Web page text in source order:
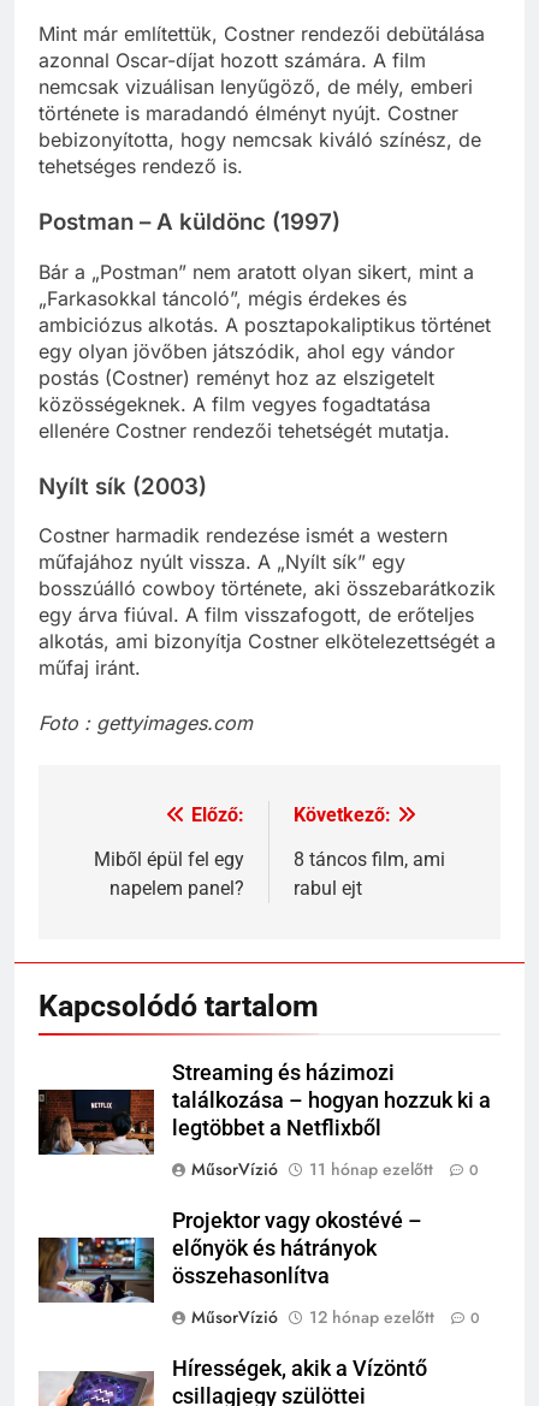
Mint már említettük, Costner rendezői debütálása
azonnal Oscar-díjat hozott számára. A film
nemcsak vizuálisan lenyűgöző, de mély, emberi
története is maradandó élményt nyújt. Costner
bebizonyította, hogy nemcsak kiváló színész, de
tehetséges rendező is.
Postman – A küldönc (1997)
Bár a „Postman” nem aratott olyan sikert, mint a
„Farkasokkal táncoló”, mégis érdekes és
ambiciózus alkotás. A posztapokaliptikus történet
egy olyan jövőben játszódik, ahol egy vándor
postás (Costner) reményt hoz az elszigetelt
közösségeknek. A film vegyes fogadtatása
ellenére Costner rendezői tehetségét mutatja.
Nyílt sík (2003)
Costner harmadik rendezése ismét a western
műfajához nyúlt vissza. A „Nyílt sík” egy
bosszúálló cowboy története, aki összebarátkozik
egy árva fiúval. A film visszafogott, de erőteljes
alkotás, ami bizonyítja Costner elkötelezettségét a
műfaj iránt.
Foto : gettyimages.com
Bejegyzés
navigáció
Előző:
Miből épül fel egy
napelem panel?
Következő:
8 táncos film, ami
rabul ejt
Kapcsolódó tartalom
Streaming és házimozi
találkozása – hogyan hozzuk ki a
legtöbbet a Netflixből
MűsorVízió
11 hónap ezelőtt 0
Projektor vagy okostévé –
előnyök és hátrányok
összehasonlítva
MűsorVízió
12 hónap ezelőtt 0
Hírességek, akik a Vízöntő
csillagjegy szülöttei